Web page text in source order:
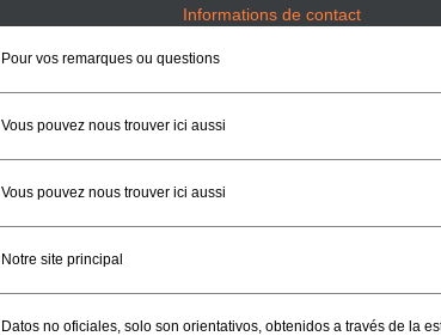
Informations de contact
Pour vos remarques ou questions
Vous pouvez nous trouver ici aussi
Vous pouvez nous trouver ici aussi
Notre site principal
Datos no oficiales, solo son orientativos, obtenidos a través de la